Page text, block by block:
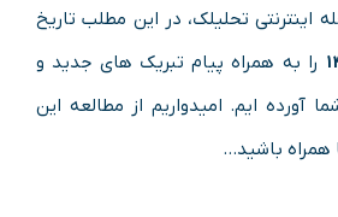
اینترنتی تحلیلک، در این مطلب تاریخ
را به همراه پیام تبریک های جدید و
آورده ایم. امیدواریم از مطالعه این
همراه باشید…